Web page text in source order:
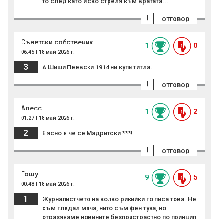
отговор
!
Съветски собственик
06:45 | 18 май 2026 г.
1 0
3 А Шиши Пеевски 1914 ни купи титла.
отговор
!
Алесс
01:27 | 18 май 2026 г.
1 2
2 Е ясно е че се Мадритски ***!
отговор
!
Гошу
00:48 | 18 май 2026 г.
9 5
1
Журналистчето на колко рикийки го писа това. Не
съм гледал мача, нито съм фен тука, но
отразяваме новините безпристрастно по принцип,